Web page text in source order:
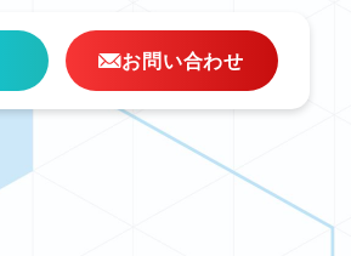
お問い合わせ